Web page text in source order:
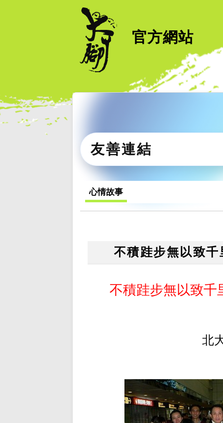
官方網站
友善連結
心情故事
不積跬步無以致
不積跬步無以致千
北